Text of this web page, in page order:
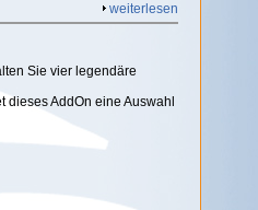
weiterlesen
Sie vier legendäre
AddOn eine Auswahl